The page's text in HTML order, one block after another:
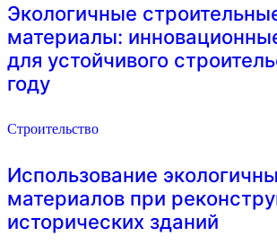
Экологичные
материалы:
для устойчивого
году
Строительство
Использование
материалов при
исторических зданий